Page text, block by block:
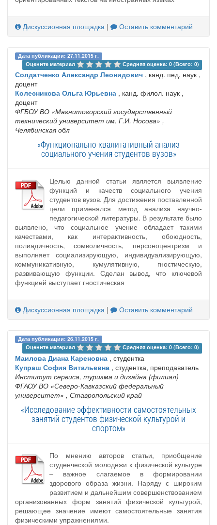
Дискуссионная площадка | Оставить комментарий
Дата публикации: 27.11.2015 г.
Оцените материал
Средняя оценка: 0 (Всего: 0)
Солдатченко Александр Леонидович , канд. пед. наук ,
доцент
Колесникова Ольга Юрьевна , канд. филол. наук ,
доцент
ФГБОУ ВО «Магнитогорский государственный
технический университет им. Г.И. Носова» ,
Челябинская обл
«Функционально-квалитативный анализ
социального учения студентов вузов»
Целью данной статьи является выявление
функций и качеств социального учения
студентов вузов. Для достижения поставленной
цели применялся метод анализа научно-
педагогической литературы. В результате было
выявлено, что социальное учение обладает такими
качествами, как интерактивность, обоюдность,
полиадичность, сомволичность, персоноцентризм и
выполняет социализирующую, индивидуализирующую,
коммуникативную, кумулятивную, гностическую,
развивающую функции. Сделан вывод, что ключевой
функцией выступает гностическая
Дискуссионная площадка | Оставить комментарий
Дата публикации: 26.11.2015 г.
Оцените материал
Средняя оценка: 0 (Всего: 0)
Маилова Диана Кареновна , студентка
Купраш София Витальевна , студентка, преподаватель
Институт сервиса, туризма и дизайна (филиал)
ФГАОУ ВО «Северо-Кавказский федеральный
университет» , Ставропольский край
«Исследование эффективности самостоятельных
занятий студентов физической культурой и
спортом»
По мнению авторов статьи, приобщение
студенческой молодежи к физической культуре
– важное слагаемое в формировании
здорового образа жизни. Наряду с широким
развитием и дальнейшим совершенствованием
организованных форм занятий физической культурой,
решающее значение имеют самостоятельные занятия
физическими упражнениями.